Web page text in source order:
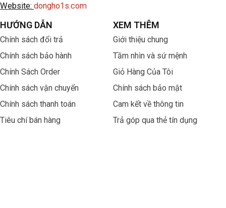
Website: dongho1s.com
HƯỚNG DẪN
Chính sách đổi trả
Chính sách bảo hành
Chính Sách Order
Chính sách vận chuyển
Chính sách thanh toán
Tiêu chí bán hàng
XEM THÊM
Giới thiệu chung
Tầm nhìn và sứ mệnh
Giỏ Hàng Của Tôi
Chính sách bảo mật
Cam kết về thông tin
Trả góp qua thẻ tín dụng